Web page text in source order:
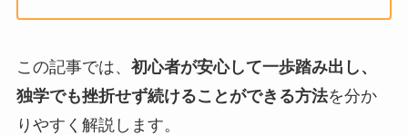
この記事では、 初心者が安心して一歩踏み出し、
独学でも挫折せず続けることができる方法を分か
りやすく解説します。